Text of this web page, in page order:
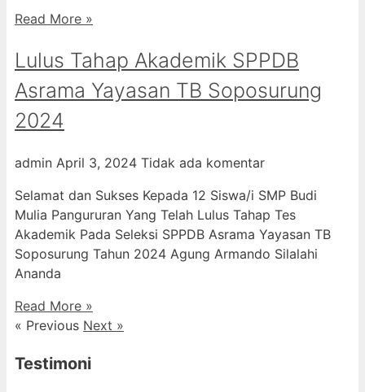
Read More »
Lulus Tahap Akademik SPPDB
Asrama Yayasan TB Soposurung
2024
admin April 3, 2024 Tidak ada komentar
Selamat dan Sukses Kepada 12 Siswa/i SMP Budi
Mulia Pangururan Yang Telah Lulus Tahap Tes
Akademik Pada Seleksi SPPDB Asrama Yayasan TB
Soposurung Tahun 2024 Agung Armando Silalahi
⁠Ananda
Read More »
« Previous Next »
Testimoni